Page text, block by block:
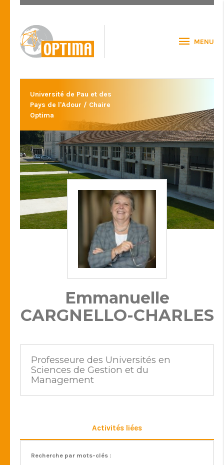
MENU
Université de Pau et des
Pays de l'Adour / Chaire
Optima
Emmanuelle
CARGNELLO-CHARLES
Professeure des Universités en
Sciences de Gestion et du
Management
Activités liées
Recherche par mots-clés :